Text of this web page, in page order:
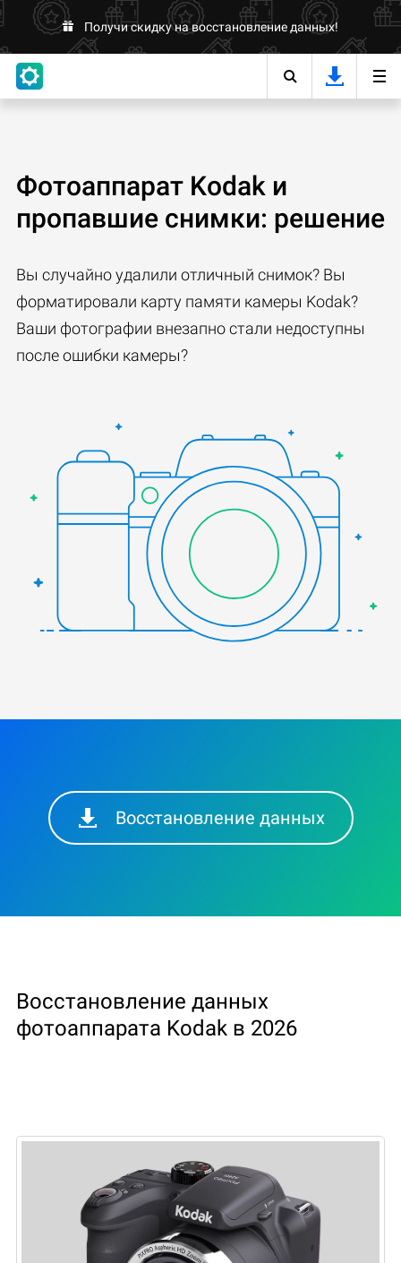
Получи скидку на восстановление данных!
Фотоаппарат Kodak и
пропавшие снимки: решение
Вы случайно удалили отличный снимок? Вы
форматировали карту памяти камеры Kodak?
Ваши фотографии внезапно стали недоступны
после ошибки камеры?
Восстановление данных
Восстановление данных
фотоаппарата Kodak в 2026